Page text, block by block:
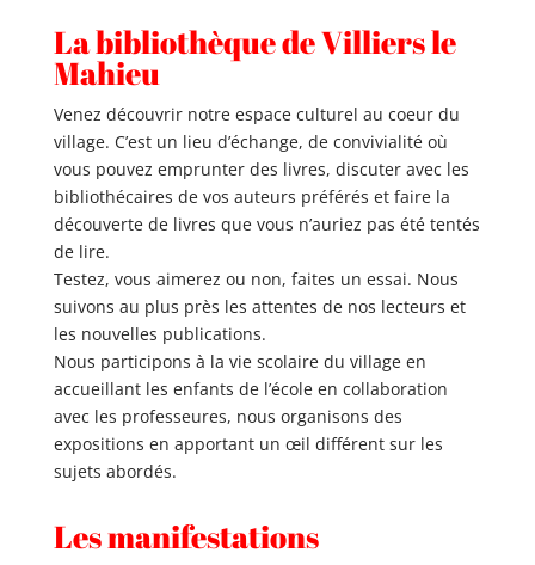
La bibliothèque de Villiers le
Mahieu
Venez découvrir notre espace culturel au coeur du
village. C’est un lieu d’échange, de convivialité où
vous pouvez emprunter des livres, discuter avec les
bibliothécaires de vos auteurs préférés et faire la
découverte de livres que vous n’auriez pas été tentés
de lire.
Testez, vous aimerez ou non, faites un essai. Nous
suivons au plus près les attentes de nos lecteurs et
les nouvelles publications.
Nous participons à la vie scolaire du village en
accueillant les enfants de l’école en collaboration
avec les professeures, nous organisons des
expositions en apportant un œil différent sur les
sujets abordés.
Les manifestations